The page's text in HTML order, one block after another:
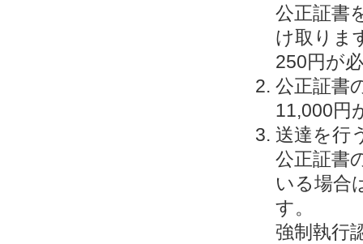
公正証書
け取りま
250円が
公正証書
11,000円
送達を行
公正証書
いる場合
す。
強制執行